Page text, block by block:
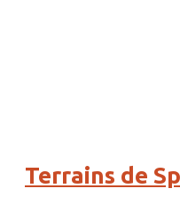
Terrains de